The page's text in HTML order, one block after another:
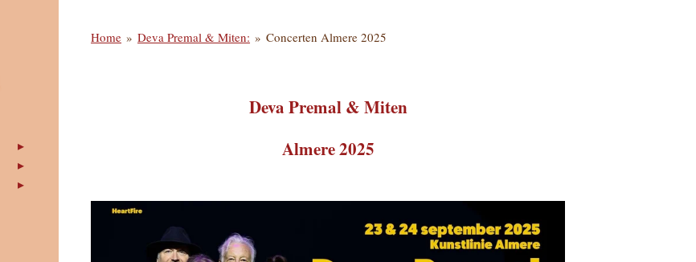
Home » Deva Premal & Miten: » Concerten Almere 2025
Deva Premal & Miten
Almere 2025